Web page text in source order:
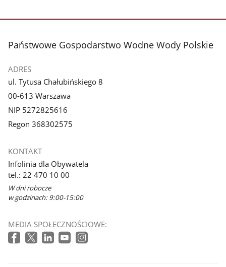
stopka
Państwowe Gospodarstwo Wodne Wody Polskie
ADRES
ul. Tytusa Chałubińskiego 8
00-613 Warszawa
NIP 5272825616
Regon 368302575
KONTAKT
Infolinia dla Obywatela
tel.: 22 470 10 00
W dni robocze
w godzinach: 9:00-15:00
MEDIA SPOŁECZNOŚCIOWE: